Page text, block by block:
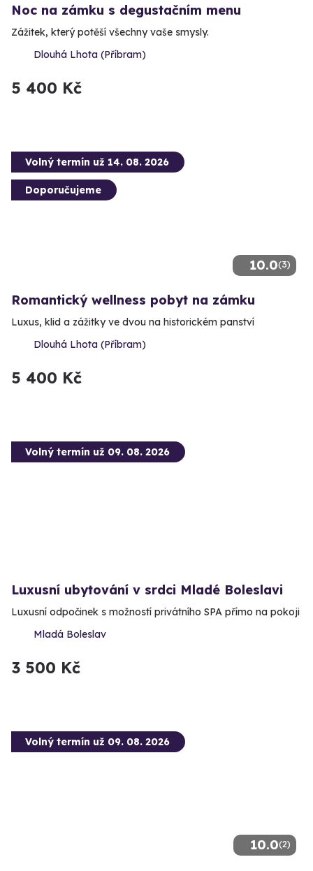
Noc na zámku s degustačním menu
Zážitek, který potěší všechny vaše smysly.
Dlouhá Lhota (Příbram)
5 400 Kč
10.0(3)
Volný termín už 14. 08. 2026
Doporučujeme
Romantický wellness pobyt na zámku
Luxus, klid a zážitky ve dvou na historickém panství
Dlouhá Lhota (Příbram)
5 400 Kč
Volný termín už 09. 08. 2026
Luxusní ubytování v srdci Mladé Boleslavi
Luxusní odpočinek s možností privátního SPA přímo na pokoji
Mladá Boleslav
3 500 Kč
10.0(2)
Volný termín už 09. 08. 2026